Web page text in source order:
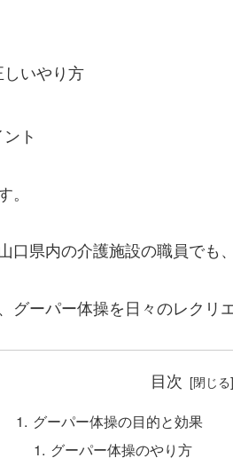
いやり方
ト
口県内の介護施設の職員でも
グーパー体操を日々のレクリ
目次
グーパー体操の目的と効果
グーパー体操のやり方